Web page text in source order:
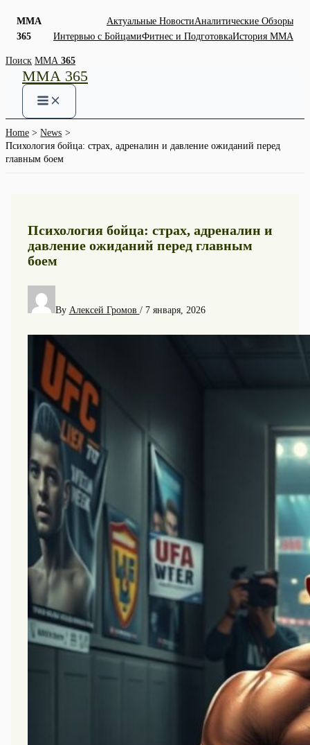
ММА
365
Актуальные НовостиАналитические Обзоры
Интервью с БойцамиФитнес и ПодготовкаИстория ММА
Skip
content
Поиск ММА 365
ММА 365
Home
News
Психология бойца: страх, адреналин и давление ожиданий перед
главным боем
Психология бойца: страх, адреналин и
давление ожиданий перед главным
боем
By Алексей Громов / 7 января, 2026